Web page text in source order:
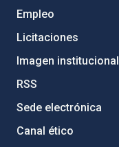
Empleo
Licitaciones
Imagen institucional
RSS
Sede electrónica
Canal ético